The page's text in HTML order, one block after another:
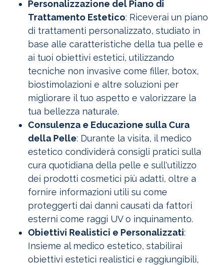
Personalizzazione del Piano di
Trattamento Estetico: Riceverai un piano
di trattamenti personalizzato, studiato in
base alle caratteristiche della tua pelle e
ai tuoi obiettivi estetici, utilizzando
tecniche non invasive come filler, botox,
biostimolazioni e altre soluzioni per
migliorare il tuo aspetto e valorizzare la
tua bellezza naturale.
Consulenza e Educazione sulla Cura
della Pelle: Durante la visita, il medico
estetico condividerà consigli pratici sulla
cura quotidiana della pelle e sull'utilizzo
dei prodotti cosmetici più adatti, oltre a
fornire informazioni utili su come
proteggerti dai danni causati da fattori
esterni come raggi UV o inquinamento.
Obiettivi Realistici e Personalizzati:
Insieme al medico estetico, stabilirai
obiettivi estetici realistici e raggiungibili,